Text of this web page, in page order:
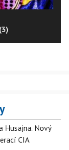
Husajna. Nový
CIA